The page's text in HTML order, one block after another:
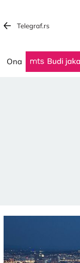
Telegraf.rs
Ona Budi jaka